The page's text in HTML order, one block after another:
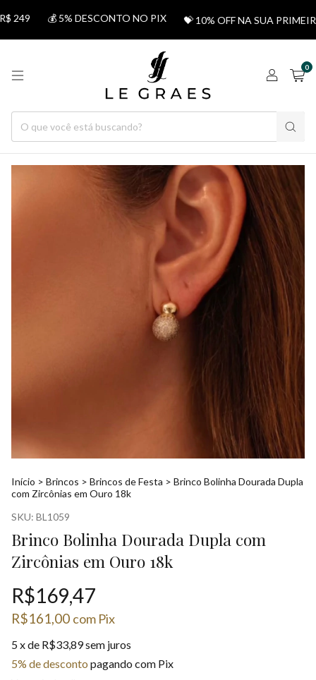
💰 5% DESCONTO NO PIX 💝 10% OFF NA SUA
0
Início > Brincos > Brincos de Festa > Brinco Bolinha Dourada Dupla
com Zircônias em Ouro 18k
SKU: BL1059
Brinco Bolinha Dourada Dupla com
Zircônias em Ouro 18k
R$169,47
R$161,00 com Pix
5x de R$33,89sem juros
5% de desconto pagando com Pix